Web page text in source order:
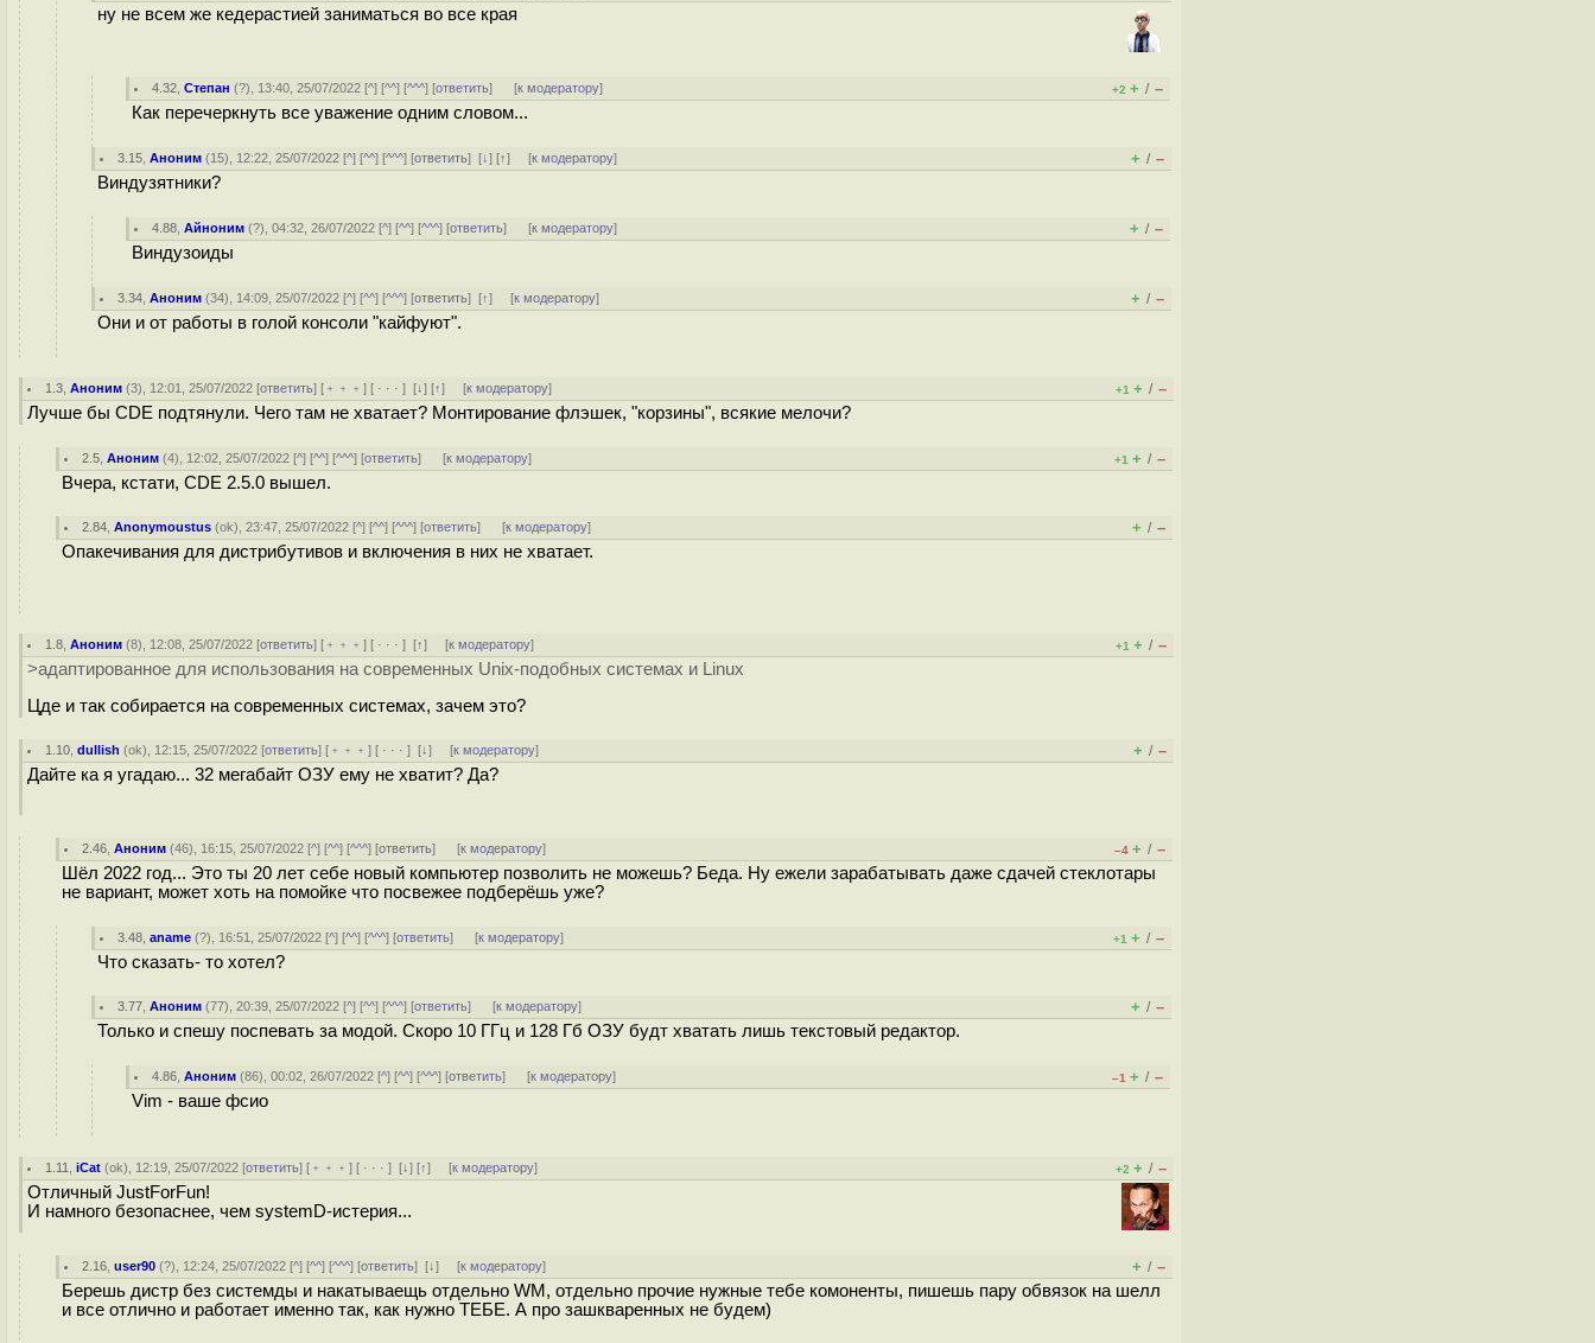
ну не всем же кедерастией заниматься во все края
4.32 ,Степан (?), 13:40, 25/07/2022 [^] [^^] [^^^] [ответить] [к модератору] +2 + / –
Как перечеркнуть все уважение одним словом...
3.15 ,Аноним (15), 12:22, 25/07/2022 [^] [^^] [^^^] [ответить][↓] [↑] [к модератору] + / –
Виндузятники?
4.88 ,Айноним (?), 04:32, 26/07/2022 [^] [^^] [^^^] [ответить] [к модератору] + / –
Виндузоиды
3.34 ,Аноним (34), 14:09, 25/07/2022 [^] [^^] [^^^] [ответить][↑] [к модератору] + / –
Они и от работы в голой консоли "кайфуют".
1.3 ,Аноним (3), 12:01, 25/07/2022 [ответить] [ ﹢﹢﹢] [ · · ·][↓] [↑] [к модератору] +1 + / –
Лучше бы CDE подтянули. Чего там не хватает? Монтирование флэшек, "корзины", всякие мелочи?
2.5 ,Аноним (4), 12:02, 25/07/2022 [^] [^^] [^^^] [ответить] [к модератору] +1 + / –
Вчера, кстати, CDE 2.5.0 вышел.
2.84 ,Anonymoustus (ok), 23:47, 25/07/2022 [^] [^^] [^^^] [ответить] [к модератору] + / –
Опакечивания для дистрибутивов и включения в них не хватает.
1.8 ,Аноним (8), 12:08, 25/07/2022 [ответить] [ ﹢﹢﹢] [ · · ·][↑] [к модератору] +1 + / –
>адаптированное для использования на современных Unix-подобных системах и Linux
Цде и так собирается на современных системах, зачем это?
1.10 ,dullish (ok), 12:15, 25/07/2022 [ответить] [ ﹢﹢﹢] [ · · ·][↓] [к модератору] + / –
Дайте ка я угадаю... 32 мегабайт ОЗУ ему не хватит? Да?
2.46 ,Аноним (46), 16:15, 25/07/2022 [^] [^^] [^^^] [ответить] [к модератору] –4 + / –
Шёл 2022 год... Это ты 20 лет себе новый компьютер позволить не можешь? Беда. Ну ежели зарабатывать даже сдачей стеклотары
не вариант, может хоть на помойке что посвежее подберёшь уже?
3.48 ,aname (?), 16:51, 25/07/2022 [^] [^^] [^^^] [ответить] [к модератору] +1 + / –
Что сказать- то хотел?
3.77 ,Аноним (77), 20:39, 25/07/2022 [^] [^^] [^^^] [ответить] [к модератору] + / –
Только и спешу поспевать за модой. Скоро 10 ГГц и 128 Гб ОЗУ будт хватать лишь текстовый редактор.
4.86 ,Аноним (86), 00:02, 26/07/2022 [^] [^^] [^^^] [ответить] [к модератору] –1 + / –
Vim - ваше фсио
1.11 ,iCat (ok), 12:19, 25/07/2022 [ответить] [ ﹢﹢﹢] [ · · ·][↓] [↑] [к модератору] +2 + / –
Отличный JustForFun!
И намного безопаснее, чем systemD-истерия...
2.16 ,user90 (?), 12:24, 25/07/2022 [^] [^^] [^^^] [ответить][↓] [к модератору] + / –
Берешь дистр без системды и накатываещь отдельно WM, отдельно прочие нужные тебе комоненты, пишешь пару обвязок на шелл
и все отлично и работает именно так, как нужно ТЕБЕ. А про зашкваренных не будем)